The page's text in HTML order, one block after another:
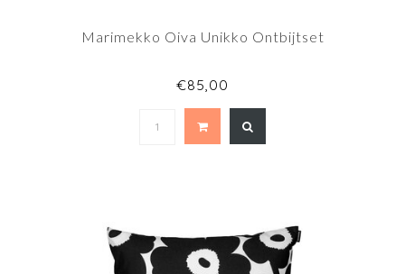
Marimekko Oiva Unikko Ontbijtset
€85,00